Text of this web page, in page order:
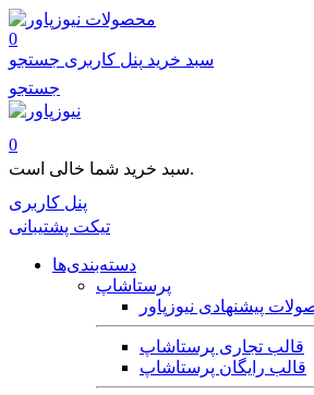
محصولات
0
سبد خرید پنل کاربری جستجو
جستجو
0
سبد خرید شما خالی است.
پنل کاربری
تیکت پشتیبانی
دسته‌بندی‌ها
پرستاشاپ
پیشنهادی نیوزپاور
قالب تجاری پرستاشاپ
قالب رایگان پرستاشاپ